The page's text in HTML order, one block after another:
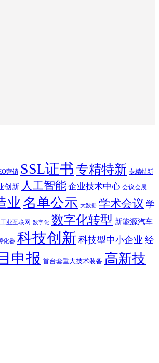
营销 SSL证书 专精特新 专精特新
创新 人工智能 企业技术中心 会议会展
业 名单公示 大数据 学术会议 学
工业互联网 数字化 数字化转型 新能源汽车
化器 科技创新 科技型中小企业 经
申报 首台套重大技术装备 高新技